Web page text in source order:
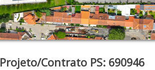
Projeto/Contrato PS: 690946